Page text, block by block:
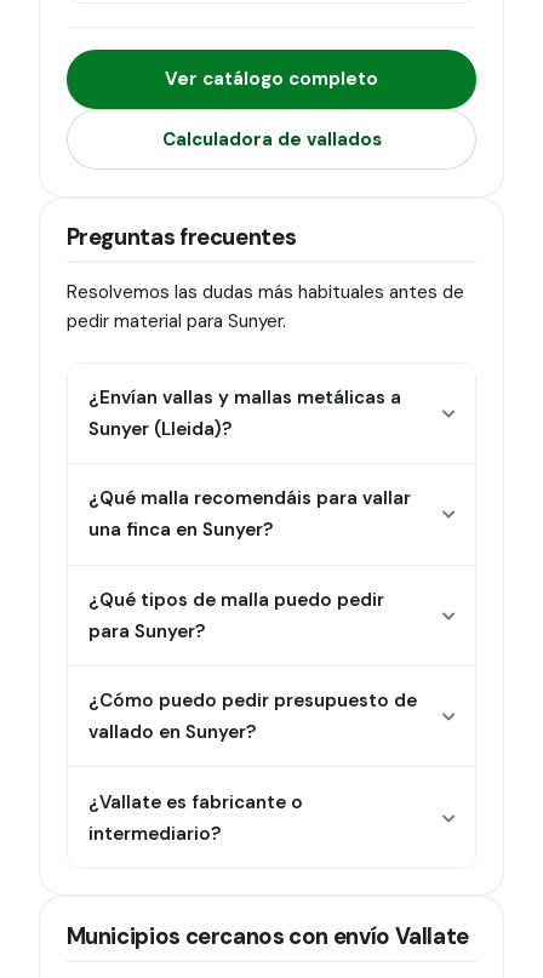
Ver catálogo completo
Calculadora de vallados
Preguntas frecuentes
Resolvemos las dudas más habituales antes de
pedir material para Sunyer.
¿Envían vallas y mallas metálicas a
Sunyer (Lleida)?
¿Qué malla recomendáis para vallar
una finca en Sunyer?
¿Qué tipos de malla puedo pedir
para Sunyer?
¿Cómo puedo pedir presupuesto de
vallado en Sunyer?
¿Vallate es fabricante o
intermediario?
Municipios cercanos con envío Vallate